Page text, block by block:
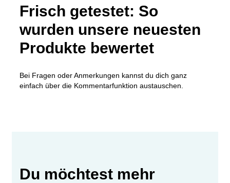
Frisch getestet: So
wurden unsere neuesten
Produkte bewertet
Bei Fragen oder Anmerkungen kannst du dich ganz
einfach über die Kommentarfunktion austauschen.
Du möchtest mehr